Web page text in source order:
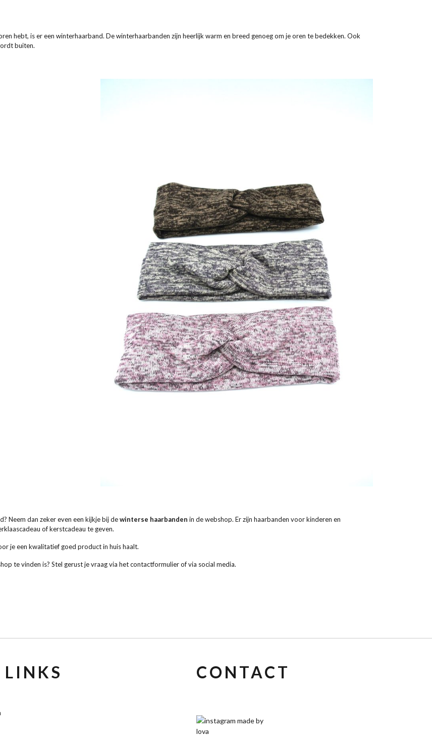
hebt, is er een winterhaarband. De winterhaarbanden zijn heerlijk warm en breed genoeg om je oren te bedekken. Ook
buiten.
Neem dan zeker even een kijkje bij dewinterse haarbanden in de webshop. Er zijn haarbanden voor kinderen en
of kerstcadeau te geven.
je een kwalitatief goed product in huis haalt.
te vinden is? Stel gerust je vraag via het contactformulier of via social media.
CONTACT